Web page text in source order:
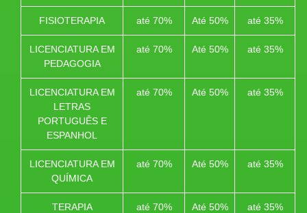
FISIOTERAPIA até 70% Até 50% até 35%
LICENCIATURA EM
PEDAGOGIA
até 70% Até 50% até 35%
LICENCIATURA EM
LETRAS
PORTUGUÊS E
ESPANHOL
até 70% Até 50% até 35%
LICENCIATURA EM
QUÍMICA
até 70% Até 50% até 35%
TERAPIA
até 70% Até 50% até 35%